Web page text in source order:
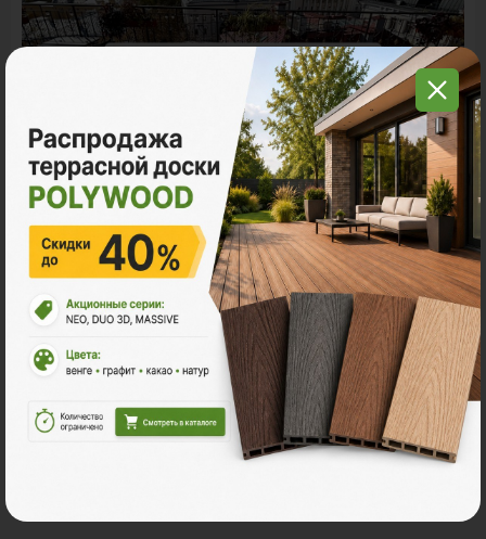
Акция
11.11 - Графитовый понедельник в
Поливуд
-30% на все складские остатки террасной доски
POLYWOOD.